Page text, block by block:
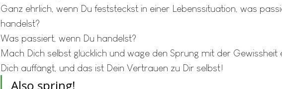
Ganz ehrlich, wenn Du feststeckst in einer Lebenssituation, was
handelst?
Was passiert, wenn Du handelst?
Mach Dich selbst glücklich und wage den Sprung mit der Gewissheit
Dich auffängt, und das ist Dein Vertrauen zu Dir selbst!
Also spring!